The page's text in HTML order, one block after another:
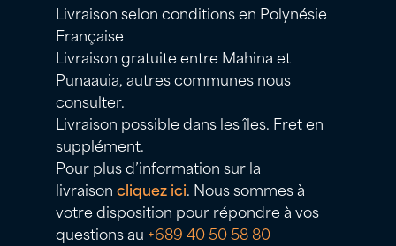
Livraison selon conditions en Polynésie
Française
Livraison gratuite entre Mahina et
Punaauia, autres communes nous
consulter.
Livraison possible dans les îles. Fret en
supplément.
Pour plus d’information sur la
livraisoncliquez ici. Nous sommes à
votre disposition pour répondre à vos
questions au +689 40 50 58 80